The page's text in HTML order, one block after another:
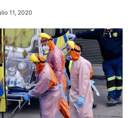
11, 2020